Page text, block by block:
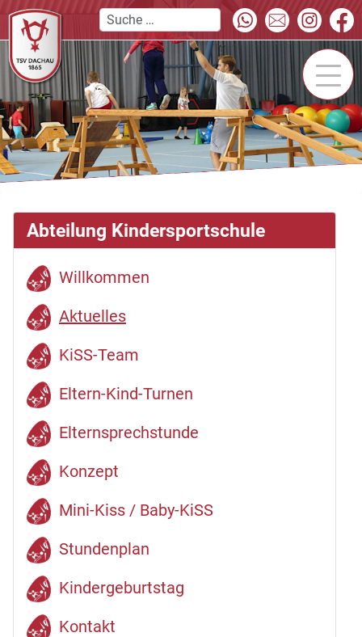
Abteilung Kindersportschule
Willkommen
Aktuelles
KiSS-Team
Eltern-Kind-Turnen
Elternsprechstunde
Konzept
Mini-Kiss / Baby-KiSS
Stundenplan
Kindergeburtstag
Kontakt